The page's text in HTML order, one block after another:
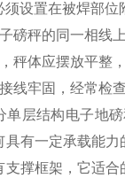
须设置在被焊部位
磅秤的同一相线
秤体应摆放平整
线牢固，经常检
单层结构电子地
具有一定承载能
支撑框架，它适